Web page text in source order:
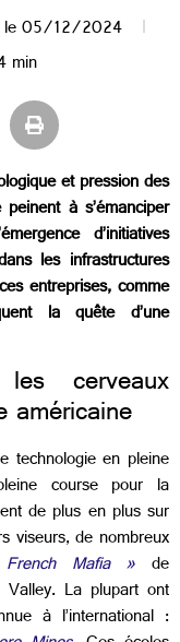
05/12/2024
min
et pression des
à s’émanciper
d’initiatives
les infrastructures
entreprises, comme
la quête d’une
cerveaux
américaine
technologie en pleine
course pour la
de plus en plus sur
viseurs, de nombreux
Mafia » de
Valley. La plupart ont
à l’international :